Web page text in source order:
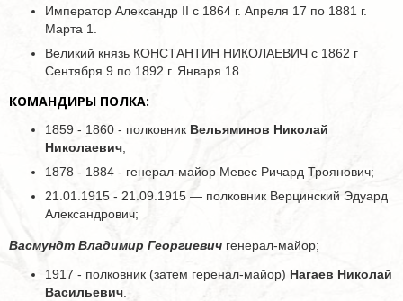
Император Александр II с 1864 г. Апреля 17 по 1881 г.
Марта 1.
Великий князь КОНСТАНТИН НИКОЛАЕВИЧ с 1862 г
Сентября 9 по 1892 г. Января 18.
КОМАНДИРЫ ПОЛКА:
1859 - 1860 - полковник Вельяминов Николай
Николаевич;
1878 - 1884 - генерал-майор Мевес Ричард Троянович;
21.01.1915 - 21.09.1915 — полковник Верцинский Эдуард
Александрович;
Васмундт Владимир Георгиевич генерал-майор;
1917 - полковник (затем геренал-майор) Нагаев Николай
Васильевич